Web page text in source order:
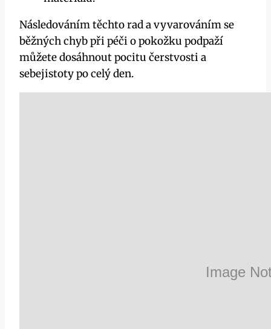
Následováním těchto rad a vyvarováním se
běžných chyb při péči o pokožku podpaží
můžete dosáhnout pocitu čerstvosti a
sebejistoty po celý den.